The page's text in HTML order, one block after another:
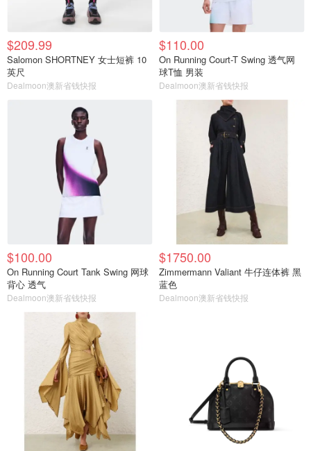
$209.99
Salomon SHORTNEY 女士短裤 10
英尺
Dealmoon澳新省钱快报
$110.00
On Running Court-T Swing 透气网
球T恤 男装
Dealmoon澳新省钱快报
$100.00
On Running Court Tank Swing 网球
背心 透气
Dealmoon澳新省钱快报
$1750.00
Zimmermann Valiant 牛仔连体裤 黑
蓝色
Dealmoon澳新省钱快报